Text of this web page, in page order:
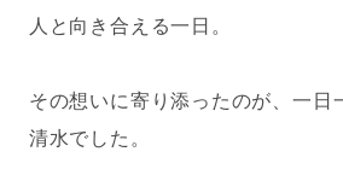
人と向き合える一日。
その想いに寄り添ったのが、一日
清水でした。